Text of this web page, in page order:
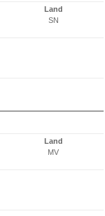
Land
SN
Land
MV